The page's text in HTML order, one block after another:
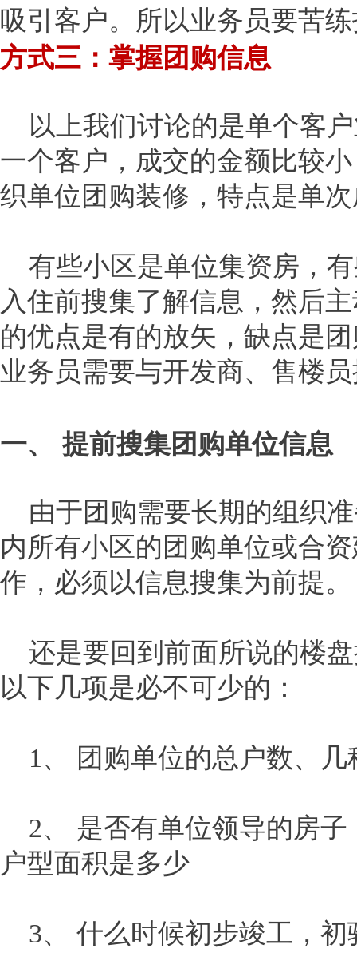
吸引客户。所以业务员要苦
方式三：掌握团购信息
以上我们讨论的是单个客
一个客户，成交的金额比较
织单位团购装修，特点是单
有些小区是单位集资房，
入住前搜集了解信息，然后
的优点是有的放矢，缺点是
业务员需要与开发商、售楼
一、 提前搜集团购单位信息
由于团购需要长期的组织
内所有小区的团购单位或合
作，必须以信息搜集为前提。
还是要回到前面所说的楼
以下几项是必不可少的：
1、 团购单位的总户数、几
2、 是否有单位领导的房子
户型面积是多少
3、 什么时候初步竣工，初